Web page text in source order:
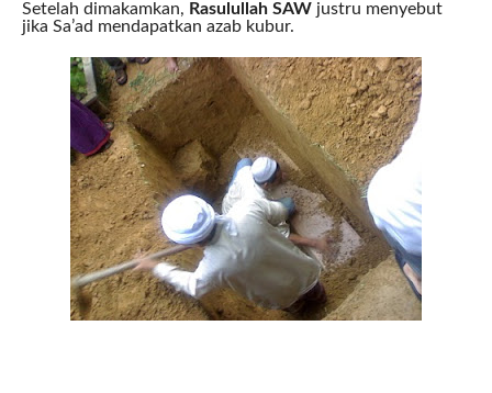
Setelah dimakamkan, Rasulullah SAWjustru menyebut
jika Sa’ad mendapatkan azab kubur.